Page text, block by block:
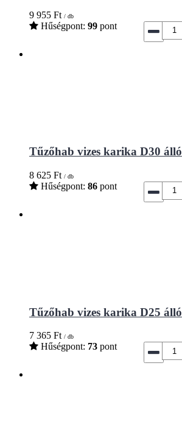
9 955 Ft / db
Hűségpont: 99 pont
Tűzőhab vizes karika D30 álló
8 625 Ft / db
Hűségpont: 86 pont
Tűzőhab vizes karika D25 álló
7 365 Ft / db
Hűségpont: 73 pont